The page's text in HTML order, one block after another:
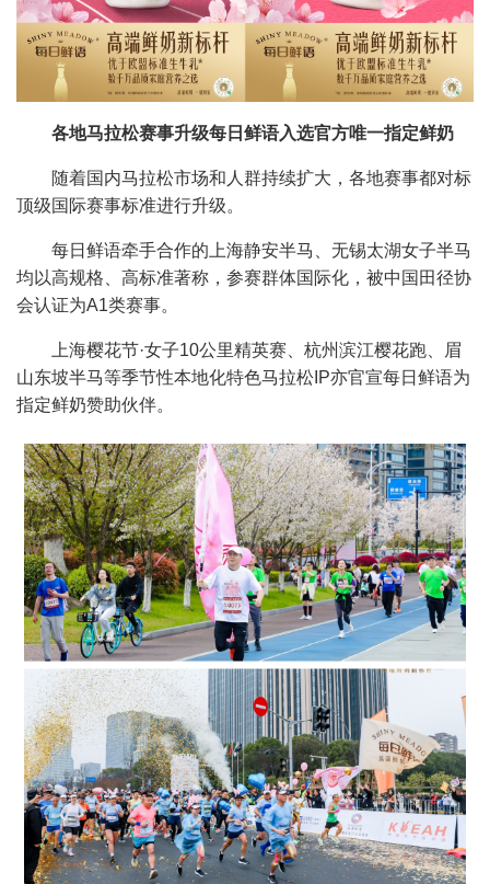
各地马拉松赛事升级每日鲜语入选官方唯一指定鲜奶
随着国内马拉松市场和人群持续扩大，各地赛事都对标
顶级国际赛事标准进行升级。
每日鲜语牵手合作的上海静安半马、无锡太湖女子半马
均以高规格、高标准著称，参赛群体国际化，被中国田径协
会认证为A1类赛事。
上海樱花节·女子10公里精英赛、杭州滨江樱花跑、眉
山东坡半马等季节性本地化特色马拉松IP亦官宣每日鲜语为
指定鲜奶赞助伙伴。